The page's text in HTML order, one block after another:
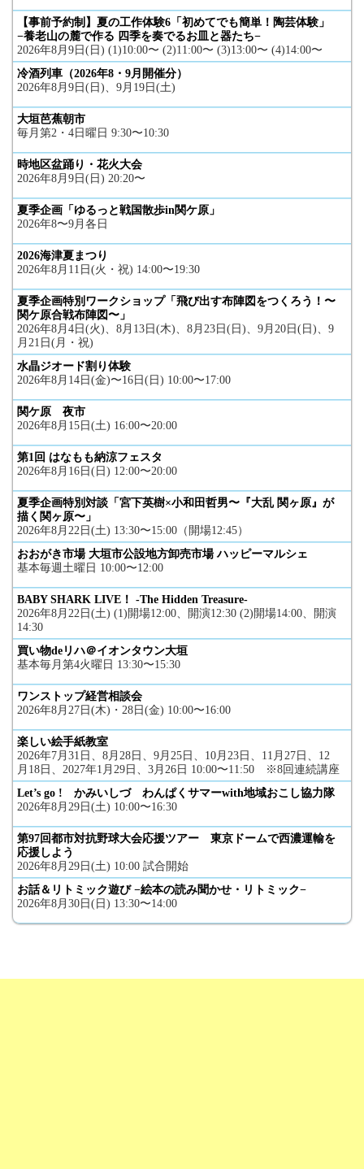
【事前予約制】夏の工作体験6「初めてでも簡単！陶芸体験」
−養老山の麓で作る 四季を奏でるお皿と器たち−
2026年8月9日(日) (1)10:00〜 (2)11:00〜 (3)13:00〜 (4)14:00〜
冷酒列車（2026年8・9月開催分）
2026年8月9日(日)、9月19日(土)
大垣芭蕉朝市
毎月第2・4日曜日 9:30〜10:30
時地区盆踊り・花火大会
2026年8月9日(日) 20:20〜
夏季企画「ゆるっと戦国散歩in関ケ原」
2026年8〜9月各日
2026海津夏まつり
2026年8月11日(火・祝) 14:00〜19:30
夏季企画特別ワークショップ「飛び出す布陣図をつくろう！〜
関ケ原合戦布陣図〜」
2026年8月4日(火)、8月13日(木)、8月23日(日)、9月20日(日)、9
月21日(月・祝)
水晶ジオード割り体験
2026年8月14日(金)〜16日(日) 10:00〜17:00
関ケ原 夜市
2026年8月15日(土) 16:00〜20:00
第1回 はなもも納涼フェスタ
2026年8月16日(日) 12:00〜20:00
夏季企画特別対談「宮下英樹×小和田哲男〜『大乱 関ヶ原』が
描く関ヶ原〜」
2026年8月22日(土) 13:30〜15:00（開場12:45）
おおがき市場 大垣市公設地方卸売市場 ハッピーマルシェ
基本毎週土曜日 10:00〜12:00
BABY SHARK LIVE！ -The Hidden Treasure-
2026年8月22日(土) (1)開場12:00、開演12:30 (2)開場14:00、開演
14:30
買い物deリハ＠イオンタウン大垣
基本毎月第4火曜日 13:30〜15:30
ワンストップ経営相談会
2026年8月27日(木)・28日(金) 10:00〜16:00
楽しい絵手紙教室
2026年7月31日、8月28日、9月25日、10月23日、11月27日、12
月18日、2027年1月29日、3月26日 10:00〜11:50 ※8回連続講座
Let’s go ! かみいしづ わんぱくサマーwith地域おこし協力隊
2026年8月29日(土) 10:00〜16:30
第97回都市対抗野球大会応援ツアー 東京ドームで西濃運輸を
応援しよう
2026年8月29日(土) 10:00 試合開始
お話＆リトミック遊び −絵本の読み聞かせ・リトミック−
2026年8月30日(日) 13:30〜14:00